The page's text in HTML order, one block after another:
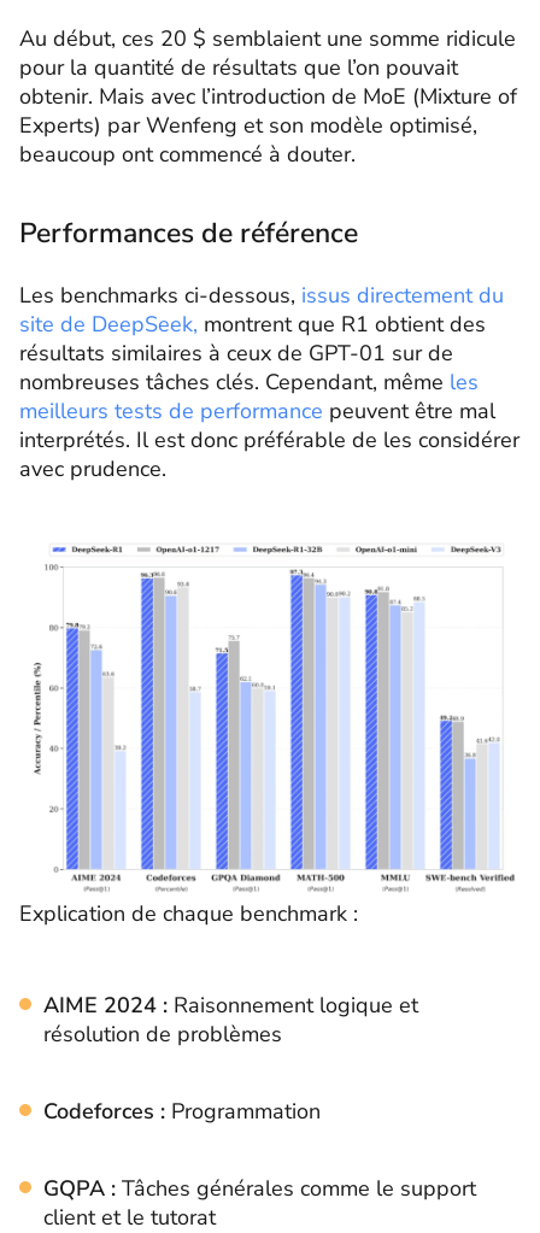
Au début, ces 20 $ semblaient une somme ridicule
pour la quantité de résultats que l’on pouvait
obtenir. Mais avec l’introduction de MoE (Mixture of
Experts) par Wenfeng et son modèle optimisé,
beaucoup ont commencé à douter.
Performances de référence
Les benchmarks ci-dessous, issus directement du
site de DeepSeek, montrent que R1 obtient des
résultats similaires à ceux de GPT-01 sur de
nombreuses tâches clés. Cependant, même les
meilleurs tests de performance peuvent être mal
interprétés. Il est donc préférable de les considérer
avec prudence.
Explication de chaque benchmark :
AIME 2024 : Raisonnement logique et
résolution de problèmes
Codeforces : Programmation
GQPA : Tâches générales comme le support
client et le tutorat